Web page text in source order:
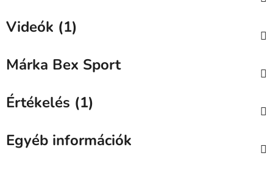
Videók (1)
Márka Bex Sport
Értékelés (1)
Egyéb információk